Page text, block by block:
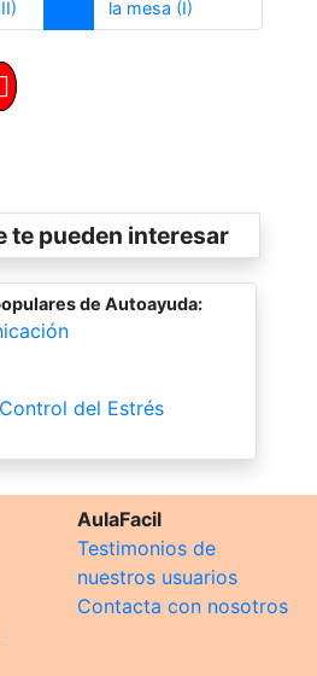
la mesa (I)
te pueden interesar
de Autoayuda:
del Estrés
AulaFacil
Testimonios de
nuestros usuarios
Contacta con nosotros